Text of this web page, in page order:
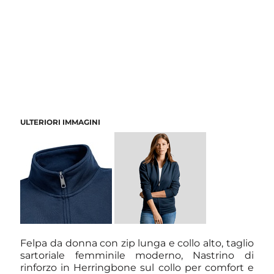
ULTERIORI IMMAGINI
Felpa da donna con zip lunga e collo alto, taglio
sartoriale femminile moderno, Nastrino di
rinforzo in Herringbone sul collo per comfort e